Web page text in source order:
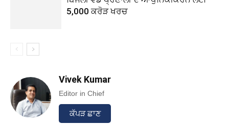
5,000 ਕਰੋੜ ਖਰਚ
Vivek Kumar
Editor in Chief
ਕੱਪੜ ਛਾਣ